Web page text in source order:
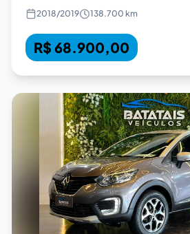
2018/2019 138.700 km
R$ 68.900,00